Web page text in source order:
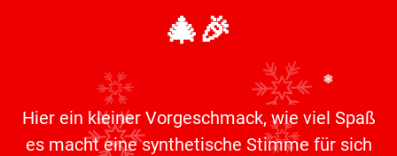
🎄🎉
Hier ein kleiner Vorgeschmack, wie viel Spaß
es macht eine synthetische Stimme für sich
❄